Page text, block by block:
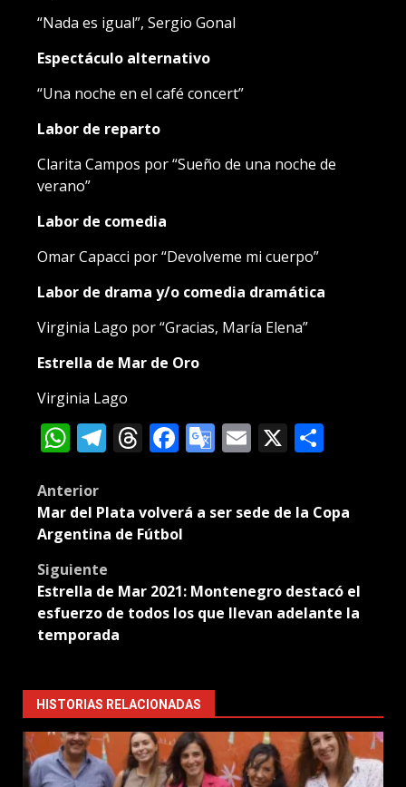
“Nada es igual”, Sergio Gonal
Espectáculo alternativo
“Una noche en el café concert”
Labor de reparto
Clarita Campos por “Sueño de una noche de
verano”
Labor de comedia
Omar Capacci por “Devolveme mi cuerpo”
Labor de drama y/o comedia dramática
Virginia Lago por “Gracias, María Elena”
Estrella de Mar de Oro
Virginia Lago
WhatsApp
Telegram
Threads
Facebook
Google
Email
X
Post
navigation
Anterior
Mar del Plata volverá a ser sede de la Copa
Argentina de Fútbol
Siguiente
Estrella de Mar 2021: Montenegro destacó el
esfuerzo de todos los que llevan adelante la
temporada
HISTORIAS RELACIONADAS